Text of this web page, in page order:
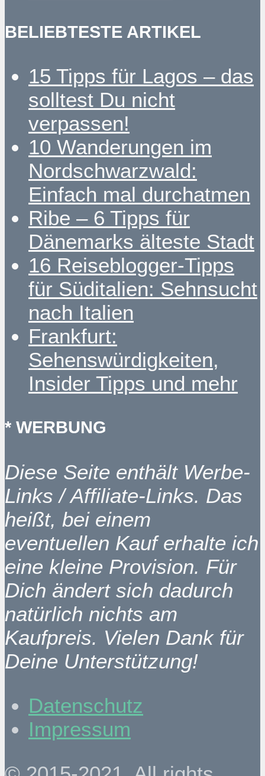
BELIEBTESTE ARTIKEL
15 Tipps für Lagos – das
solltest Du nicht
verpassen!
10 Wanderungen im
Nordschwarzwald:
Einfach mal durchatmen
Ribe – 6 Tipps für
Dänemarks älteste Stadt
16 Reiseblogger-Tipps
für Süditalien: Sehnsucht
nach Italien
Frankfurt:
Sehenswürdigkeiten,
Insider Tipps und mehr
* WERBUNG
Diese Seite enthält Werbe-
Links / Affiliate-Links. Das
heißt, bei einem
eventuellen Kauf erhalte ich
eine kleine Provision. Für
Dich ändert sich dadurch
natürlich nichts am
Kaufpreis. Vielen Dank für
Deine Unterstützung!
Datenschutz
Impressum